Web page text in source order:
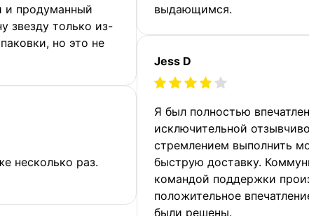
и продуманный
звезду только из-
но это не
несколько раз.
выдающимся.
Jess D
Я был полностью
исключительной
стремлением выполнить
быструю доставку.
командой поддержки
положительное
были решены.